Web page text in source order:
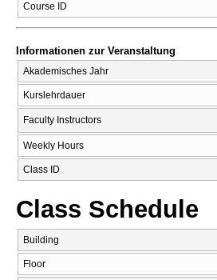
Course ID
Informationen zur Veranstaltung
Akademisches Jahr
Kurslehrdauer
Faculty Instructors
Weekly Hours
Class ID
Class Schedule
Building
Floor